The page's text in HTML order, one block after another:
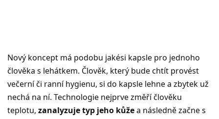
Nový koncept má podobu jakési kapsle pro jednoho
člověka s lehátkem. Člověk, který bude chtít provést
večerní či ranní hygienu, si do kapsle lehne a zbytek už
nechá na ní. Technologie nejprve změří člověku
teplotu, zanalyzuje typ jeho kůžea následně začne s